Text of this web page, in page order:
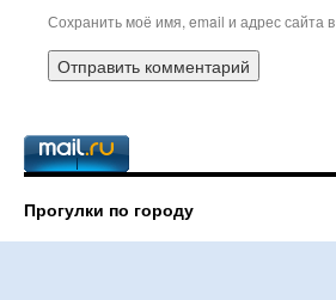
Сохранить моё имя, email и адрес сайта
Прогулки по городу